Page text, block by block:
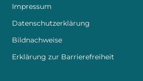
Impressum
Datenschutzerklärung
Bildnachweise
Erklärung zur Barrierefreiheit